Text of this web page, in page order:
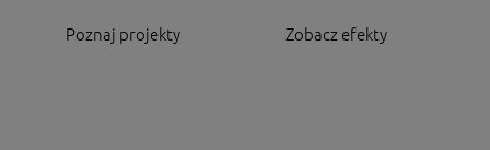
Poznaj projekty Zobacz efekty